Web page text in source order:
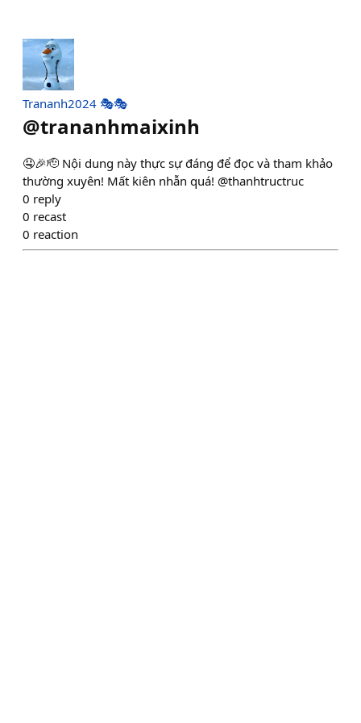
Trananh2024 🎭🎭
@trananhmaixinh
🤤🎉🫡 Nội dung này thực sự đáng để đọc và tham khảo
thường xuyên! Mất kiên nhẫn quá! @thanhtructruc
0 reply
0 recast
0 reaction